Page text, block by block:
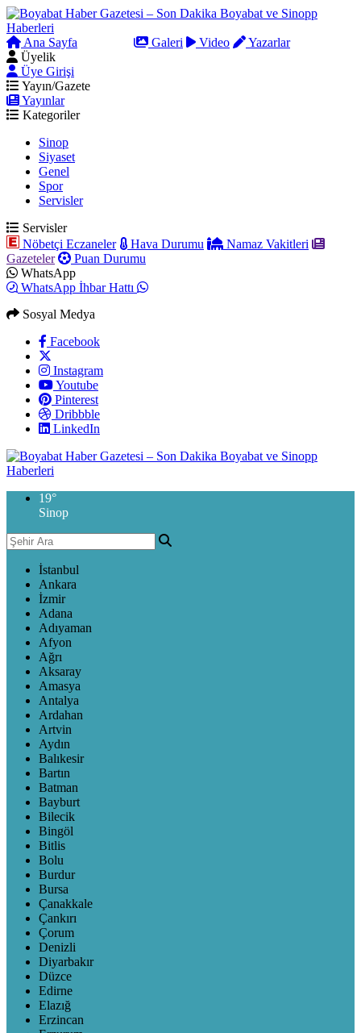
Ana Sayfa Galeri Video
Yazarlar
Üyelik
Üye Girişi
Yayın/Gazete
Yayınlar
Kategoriler
Sinop
Siyaset
Genel
Spor
Servisler
Servisler
Nöbetçi Eczaneler
Hava Durumu
Namaz Vakitleri
Gazeteler
Puan Durumu
WhatsApp
WhatsApp İhbar Hattı
Sosyal Medya
Facebook
Instagram
Youtube
Pinterest
Dribbble
LinkedIn
19°
Sinop
İstanbul
Ankara
İzmir
Adana
Adıyaman
Afyon
Ağrı
Aksaray
Amasya
Antalya
Ardahan
Artvin
Aydın
Balıkesir
Bartın
Batman
Bayburt
Bilecik
Bingöl
Bitlis
Bolu
Burdur
Bursa
Çanakkale
Çankırı
Çorum
Denizli
Diyarbakır
Düzce
Edirne
Elazığ
Erzincan